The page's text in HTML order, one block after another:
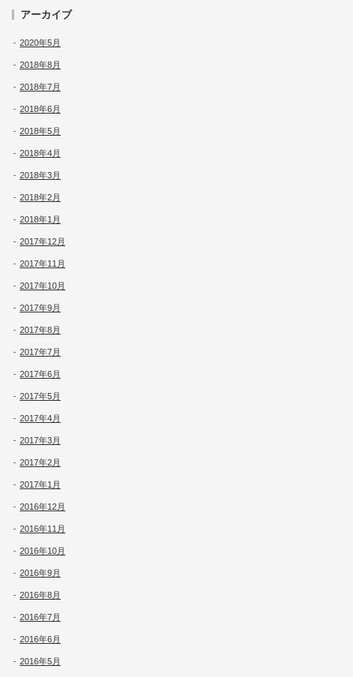
アーカイブ
2020年5月
2018年8月
2018年7月
2018年6月
2018年5月
2018年4月
2018年3月
2018年2月
2018年1月
2017年12月
2017年11月
2017年10月
2017年9月
2017年8月
2017年7月
2017年6月
2017年5月
2017年4月
2017年3月
2017年2月
2017年1月
2016年12月
2016年11月
2016年10月
2016年9月
2016年8月
2016年7月
2016年6月
2016年5月